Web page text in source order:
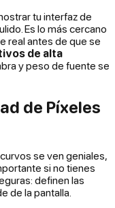
tu interfaz de
Es lo más cercano
real antes de que se
de alta
y peso de fuente se
de Píxeles
se ven geniales,
si no tienes
definen las
de la pantalla.